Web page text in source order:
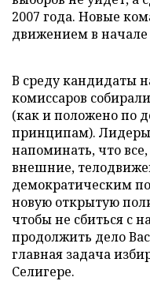
2007 года. Новые
движением в начале
В среду кандидаты
комиссаров
(как и положено по
принципам).
напоминать, что
внешние,
демократическим
новую открытую
чтобы не сбиться с
продолжить дело
главная задача
Селигере.